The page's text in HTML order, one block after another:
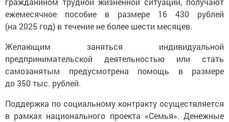
ежемесячное пособие в размере 16 430 рублей
(на 2025 год) в течение не более шести месяцев.
Желающим заняться индивидуальной
предпринимательской деятельностью или стать
самозанятым предусмотрена помощь в размере
до 350 тыс. рублей.
Поддержка по социальному контракту осуществляется
в рамках национального проекта «Семья». Денежные